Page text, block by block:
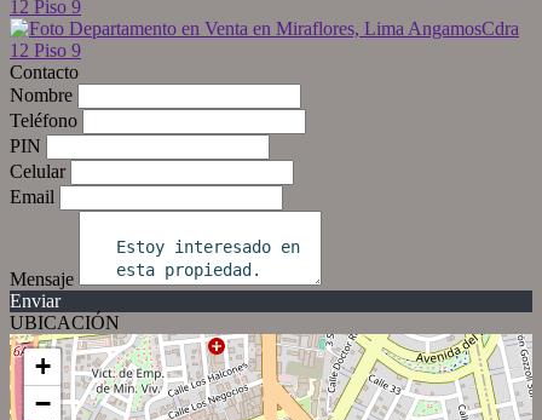
Contacto
Nombre
Teléfono
PIN
Celular
Email
Mensaje
Enviar
UBICACIÓN
+
−